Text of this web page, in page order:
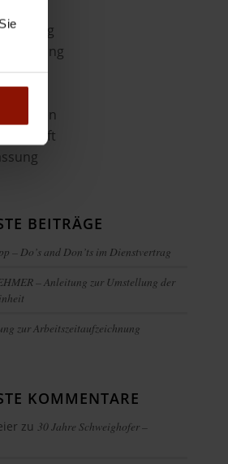
BEITRÄGE
– Do’s and Don’ts im Dienstvertrag
– Anleitung zur Umstellung der
zur Arbeitszeitaufzeichnung
KOMMENTARE
zu 30 Jahre Schweighofer –